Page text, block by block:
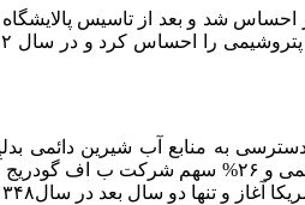
شد و بعد از تاسیس پالایشگاه
به منابع آب شیرین دائمی
سال۱۳۴۸ رسماً به بهره برداری رسید .